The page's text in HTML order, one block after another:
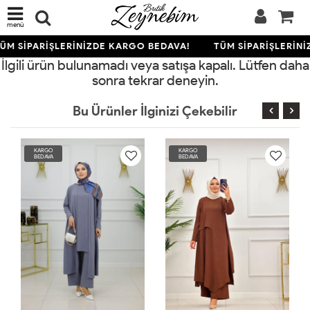
menü
SİPARİŞLERİNİZDE KARGO BEDAVA! TÜM
İlgili ürün bulunamadı veya satışa kapalı. Lütfen daha
sonra tekrar deneyin.
Bu Ürünler İlginizi Çekebilir
KARGO
BEDAVA
KARGO
BEDAVA